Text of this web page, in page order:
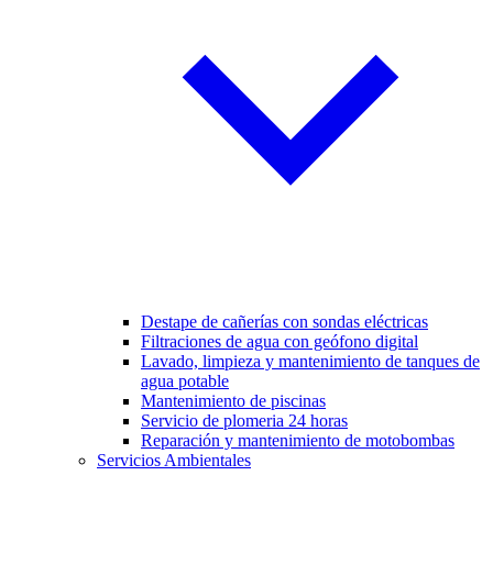
Destape de cañerías con sondas eléctricas
Filtraciones de agua con geófono digital
Lavado, limpieza y mantenimiento de tanques de
agua potable
Mantenimiento de piscinas
Servicio de plomeria 24 horas
Reparación y mantenimiento de motobombas
Servicios Ambientales